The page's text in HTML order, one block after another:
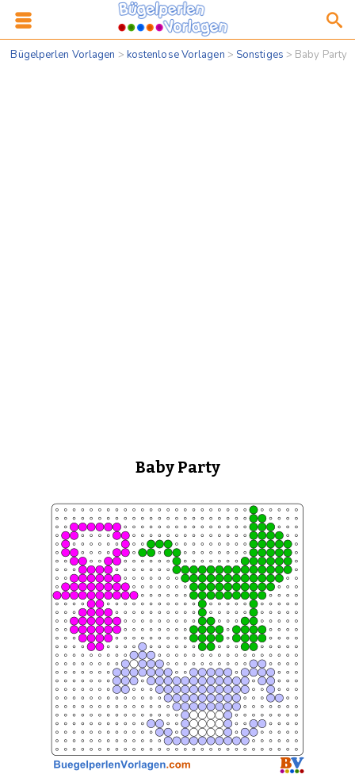
Bügelperlen Vorlagen > kostenlose Vorlagen > Sonstiges > Baby Party
Baby Party